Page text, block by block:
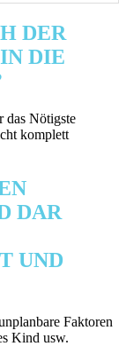
DER
DIE
das Nötigste
komplett
Z
O
Faktoren
Kind usw.